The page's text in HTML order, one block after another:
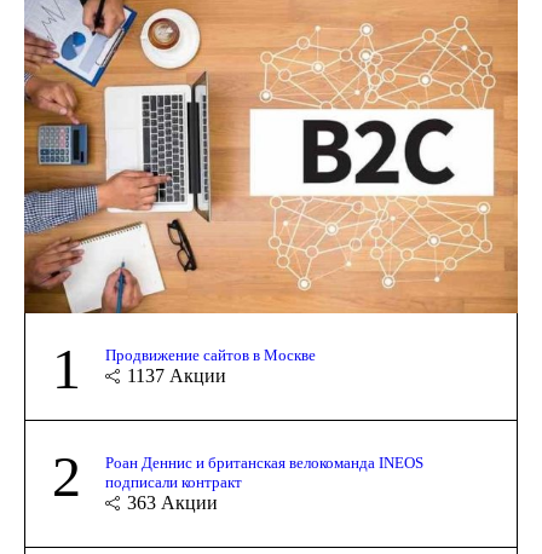
1 Продвижение сайтов в Москве
1137 Акции
2
Роан Деннис и британская велокоманда INEOS
подписали контракт
363 Акции